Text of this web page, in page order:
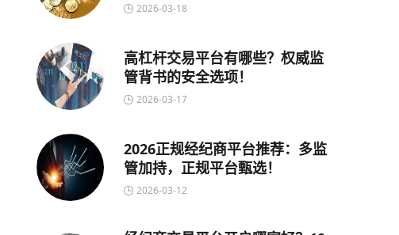
2026-03-18
高杠杆交易平台有哪些？权威监
管背书的安全选项！
2026-03-17
2026正规经纪商平台推荐：多监
管加持，正规平台甄选！
2026-03-12